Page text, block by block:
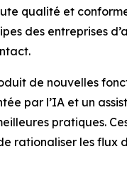
qualité et
des entreprises
de nouvelles
par l’IA et un
pratiques.
rationaliser les